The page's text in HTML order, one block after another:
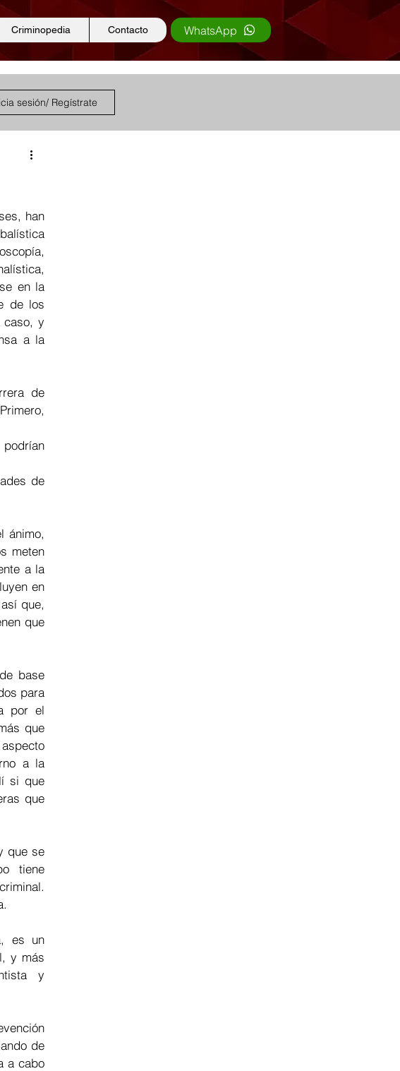
Criminopedia Contacto WhatsApp
sesión/ Regístrate
han
en la
de los
caso, y
a la
de
de
ánimo,
meten
a la
en
que,
que
base
para
por el
que
a la
si que
que
que se
tiene
es un
y más
y
de
a cabo